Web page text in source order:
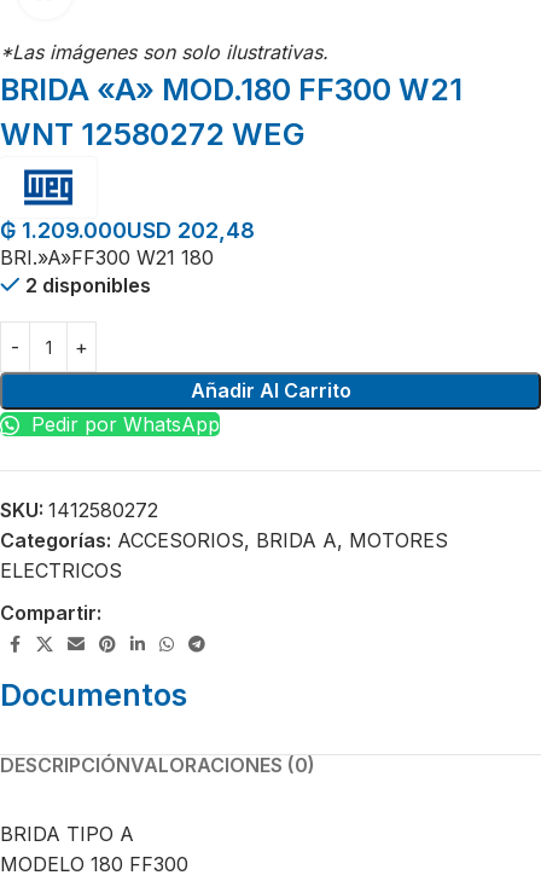
*Las imágenes son solo ilustrativas.
BRIDA «A» MOD.180 FF300 W21
WNT 12580272 WEG
₲ 1.209.000USD 202,48
BRI.»A»FF300 W21 180
2 disponibles
Añadir Al Carrito
Pedir por WhatsApp
SKU: 1412580272
Categorías: ACCESORIOS, BRIDA A, MOTORES
ELECTRICOS
Compartir:
Documentos
DESCRIPCIÓNVALORACIONES (0)
BRIDA TIPO A
MODELO 180 FF300